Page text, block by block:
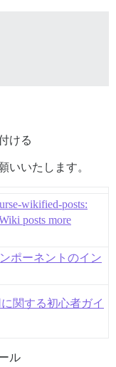
ける
いいたします。
wikified-posts:
posts more
ポーネントのイン
関する初心者ガイ
ル